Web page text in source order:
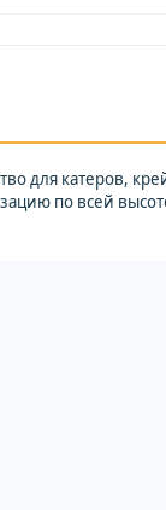
для катеров,
по всей